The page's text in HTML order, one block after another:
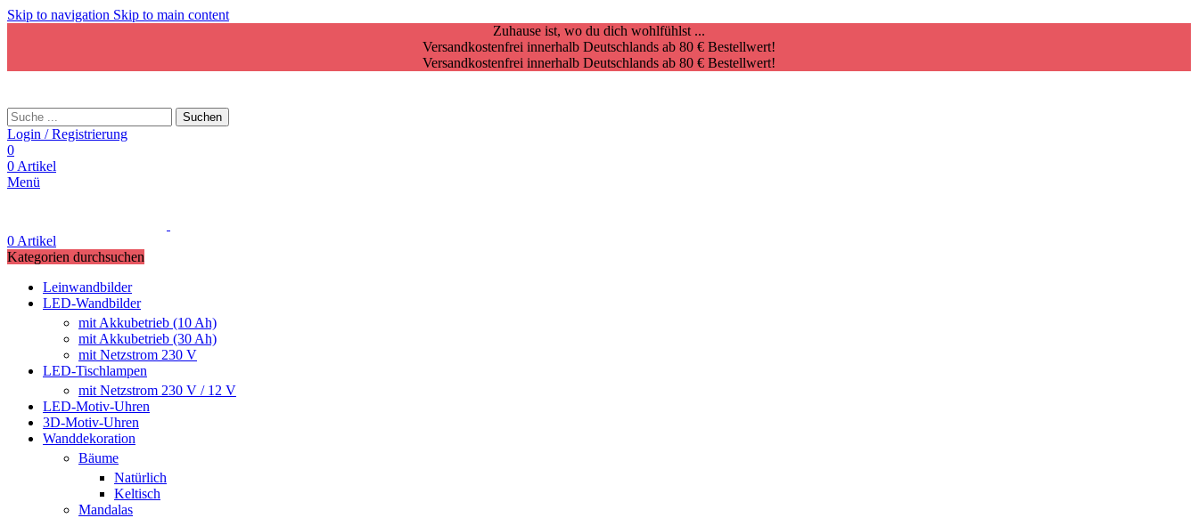
Skip to navigation Skip to main content
Zuhause ist, wo du dich wohlfühlst ...
Versandkostenfrei innerhalb Deutschlands ab 80 € Bestellwert!
Versandkostenfrei innerhalb Deutschlands ab 80 € Bestellwert!
Suchen
Login / Registrierung
0
0 Artikel
Menü
0 Artikel
Kategorien durchsuchen
Leinwandbilder
LED-Wandbilder
mit Akkubetrieb (10 Ah)
mit Akkubetrieb (30 Ah)
mit Netzstrom 230 V
LED-Tischlampen
mit Netzstrom 230 V / 12 V
LED-Motiv-Uhren
3D-Motiv-Uhren
Wanddekoration
Bäume
Natürlich
Keltisch
Mandalas